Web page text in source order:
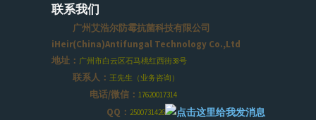
联系我们
广州艾浩尔防霉抗菌科技有限公司
iHeir(China)Antifungal Technology Co.,Ltd
地址： 广州市白云区石马桃红西街38号
联系人： 王先生（业务咨询）
电话/微信： 17620017314
QQ： 2500731426